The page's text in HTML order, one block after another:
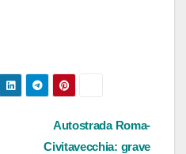
Autostrada Roma-
Civitavecchia: grave